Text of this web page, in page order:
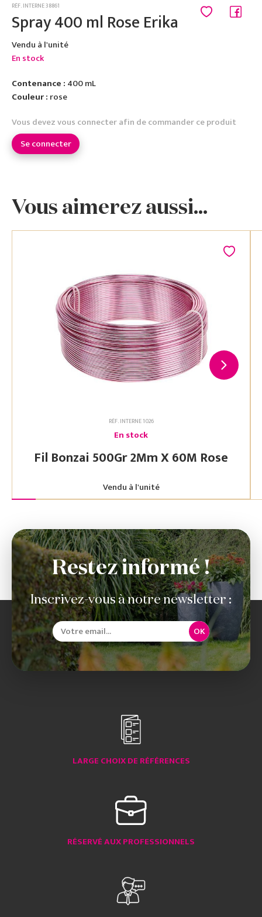
RÉF. INTERNE 38861
Spray 400 ml Rose Erika
Vendu à l'unité
En stock
Contenance : 400 mL
Couleur : rose
Vous devez vous connecter afin de commander ce produit
Se connecter
Vous aimerez aussi...
RÉF. INTERNE 1026
En stock
Fil Bonzai 500Gr 2Mm X 60M Rose
Vendu à l'unité
Restez informé !
Inscrivez-vous à notre newsletter :
OK
LARGE CHOIX DE RÉFÉRENCES
RÉSERVÉ AUX PROFESSIONNELS